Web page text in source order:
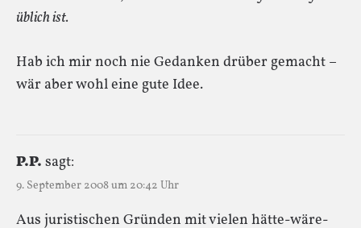
üblich ist.
Hab ich mir noch nie Gedanken drüber gemacht –
wär aber wohl eine gute Idee.
P.P. sagt:
9. September 2008 um 20:42 Uhr
Aus juristischen Gründen mit vielen hätte-wäre-